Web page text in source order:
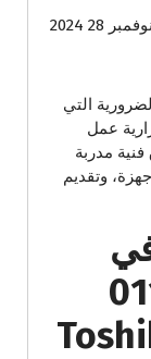
نوفمبر 28 2024
التي
عمل
فنية مدربة
وتقديم